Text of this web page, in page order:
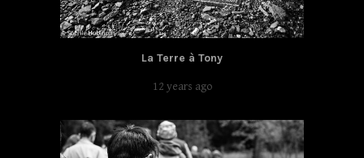
La Terre à Tony
12 years ago